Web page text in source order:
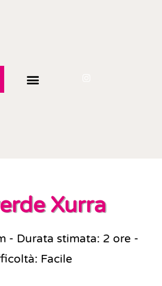
Xurra
- Durata stimata: 2 ore -
Facile